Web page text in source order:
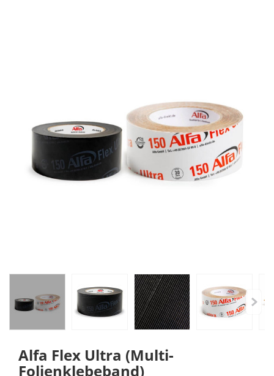
Alfa Flex Ultra (Multi-
Folienklebeband)